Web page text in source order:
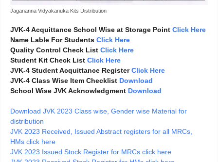
Jagananna Vidyakanuka Kits Distribution
JVK-4 Acquittance School Wise at Storage Point Click Here
Name Lable For Students Click Here
Quality Control Check List Click Here
Student Kit Check List Click Here
JVK-4 Student Acquittance RegisterClick Here
JVK-4 Class Wise Item Checklist Download
School Wise JVK Acknowledgment Download
Download JVK 2023 Class wise, Gender wise Material for
distribution
JVK 2023 Received, Issued Abstract registers for all MRCs,
HMs click here
JVK 2023 Issued Stock Register for MRCs click here